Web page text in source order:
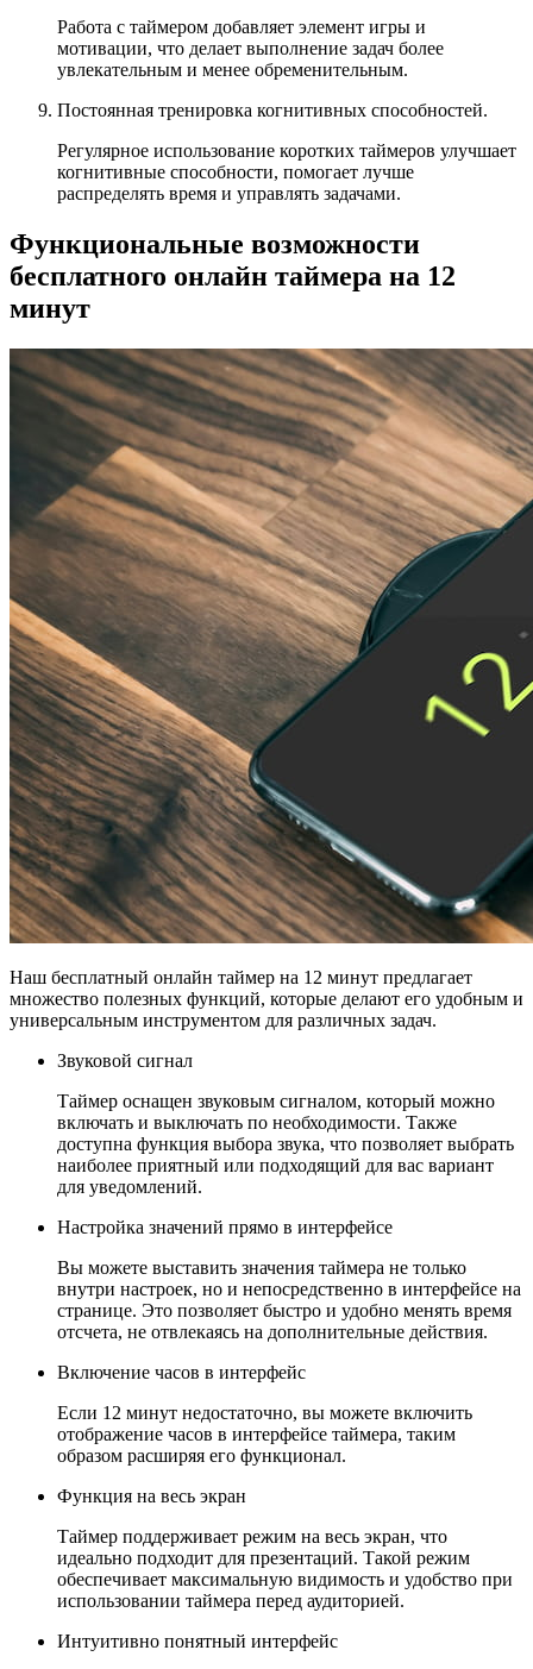
Работа с таймером добавляет элемент игры и
мотивации, что делает выполнение задач более
увлекательным и менее обременительным.
Постоянная тренировка когнитивных способностей.
Регулярное использование коротких таймеров улучшает
когнитивные способности, помогает лучше
распределять время и управлять задачами.
Функциональные возможности
бесплатного онлайн таймера на 12
минут
Наш бесплатный онлайн таймер на 12 минут предлагает
множество полезных функций, которые делают его удобным и
универсальным инструментом для различных задач.
Звуковой сигнал
Таймер оснащен звуковым сигналом, который можно
включать и выключать по необходимости. Также
доступна функция выбора звука, что позволяет выбрать
наиболее приятный или подходящий для вас вариант
для уведомлений.
Настройка значений прямо в интерфейсе
Вы можете выставить значения таймера не только
внутри настроек, но и непосредственно в интерфейсе на
странице. Это позволяет быстро и удобно менять время
отсчета, не отвлекаясь на дополнительные действия.
Включение часов в интерфейс
Если 12 минут недостаточно, вы можете включить
отображение часов в интерфейсе таймера, таким
образом расширяя его функционал.
Функция на весь экран
Таймер поддерживает режим на весь экран, что
идеально подходит для презентаций. Такой режим
обеспечивает максимальную видимость и удобство при
использовании таймера перед аудиторией.
Интуитивно понятный интерфейс